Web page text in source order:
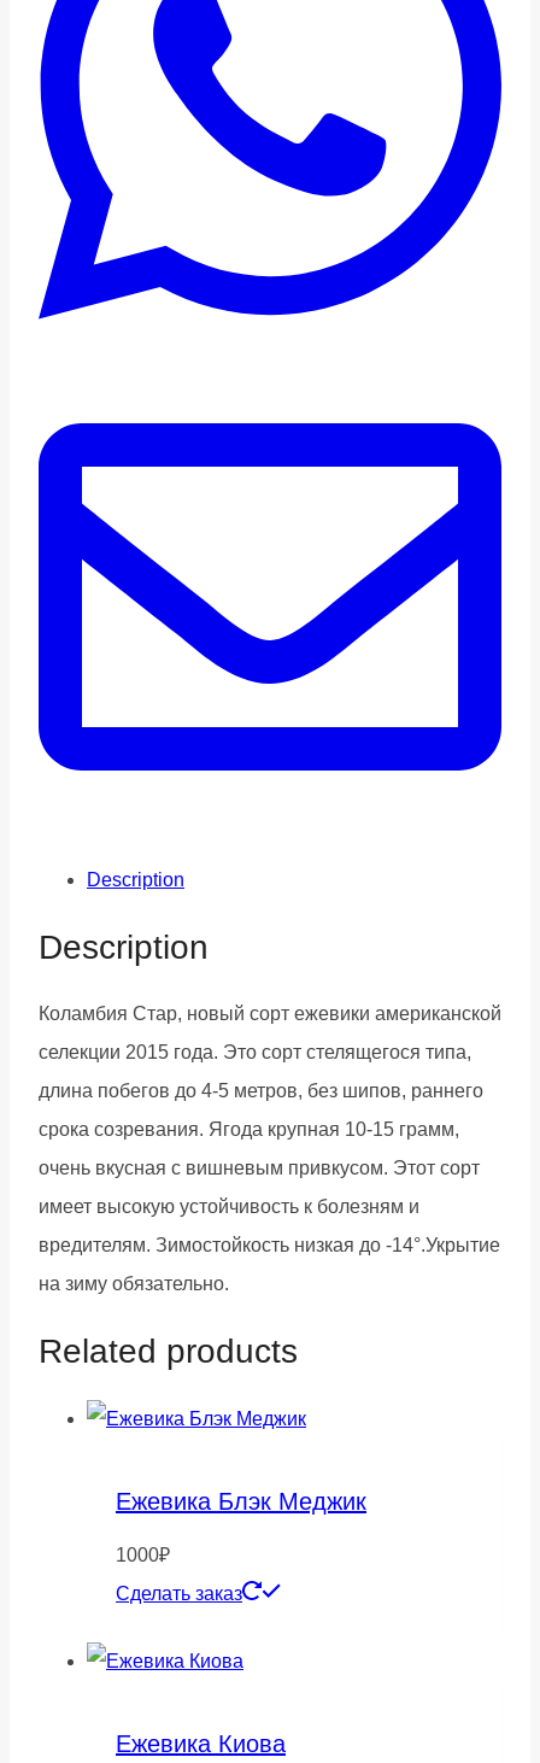
Description
Description
Коламбия Стар, новый сорт ежевики американской
селекции 2015 года. Это сорт стелящегося типа,
длина побегов до 4-5 метров, без шипов, раннего
срока созревания. Ягода крупная 10-15 грамм,
очень вкусная с вишневым привкусом. Этот сорт
имеет высокую устойчивость к болезням и
вредителям. Зимостойкость низкая до -14°.Укрытие
на зиму обязательно.
Related products
Ежевика Блэк Меджик
1000₽
Сделать заказ
Ежевика Киова